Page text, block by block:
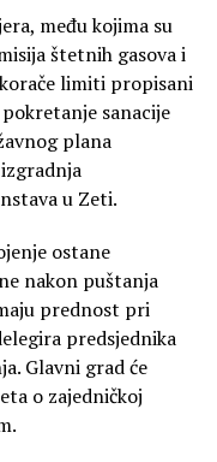
među kojima su
štetnih gasova i
limiti propisani
sanacije
plana
u Zeti.
ostane
nakon puštanja
prednost pri
predsjednika
Glavni grad će
o zajedničkoj